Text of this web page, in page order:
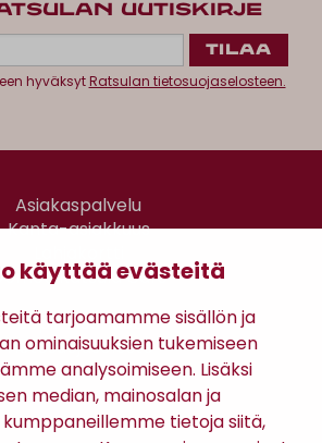
käyttää evästeitä
tarjoamamme sisällön ja
ominaisuuksien tukemiseen
analysoimiseen. Lisäksi
median, mainosalan ja
tietoja siitä,
UUTISKIRJE
hyväksytRatsulan tietosuojaselosteen.
Asiakaspalvelu
Kanta-asiakkuus
Ratsula Café
Sopimusehdot
Tietosuojaseloste
Maksutavat